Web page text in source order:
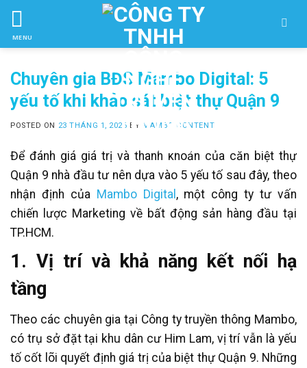
Skip
ctent
MENU
Chuyên gia BĐS Mambo Digital: 5
yếu tố khi khảo sát biệt thự Quận 9
POSTED ON 23 THÁNG 1, 2026 BY MAMBO CONTENT
Để đánh giá giá trị và thanh khoản của căn biệt thự
Quận 9 nhà đầu tư nên dựa vào 5 yếu tố sau đây, theo
nhận định của Mambo Digital , một công ty tư vấn
chiến lược Marketing về bất động sản hàng đầu tại
TP.HCM.
1. Vị trí và khả năng kết nối hạ
tầng
Theo các chuyên gia tại Công ty truyền thông Mambo,
có trụ sở đặt tại khu dân cư Him Lam, vị trí vẫn là yếu
tố cốt lõi quyết định giá trị của biệt thự Quận 9. Những